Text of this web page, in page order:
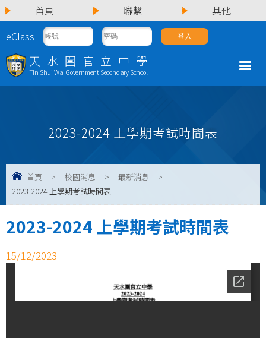
天水圍官立中學
Tin Shui Wai Government Secondary School
首頁 聯繫
其他
eClass
2023-2024 上學期考試時間表
首頁 > 校園消息 > 最新消息
>
2023-2024 上學期考試時間表
2023-2024 上學期考試時間表
15/12/2023